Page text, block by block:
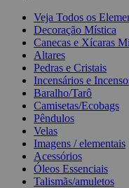
Veja Todos os
Decoração Mística
Canecas e Xícaras
Altares
Pedras e Cristais
Incensários e
Baralho/Tarô
Camisetas/Ecobags
Pêndulos
Velas
Imagens / elementais
Acessórios
Óleos Essenciais
Talismãs/amuletos